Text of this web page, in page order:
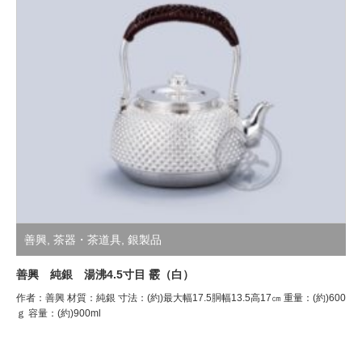
善興 茶器・茶道具 銀製品
善興 純銀 湯沸4.5寸目 霰（白）
作者：善興 材質：純銀 寸法：(約)最大幅17.5胴幅13.5高17㎝ 重量：(約)600
ｇ 容量：(約)900ml